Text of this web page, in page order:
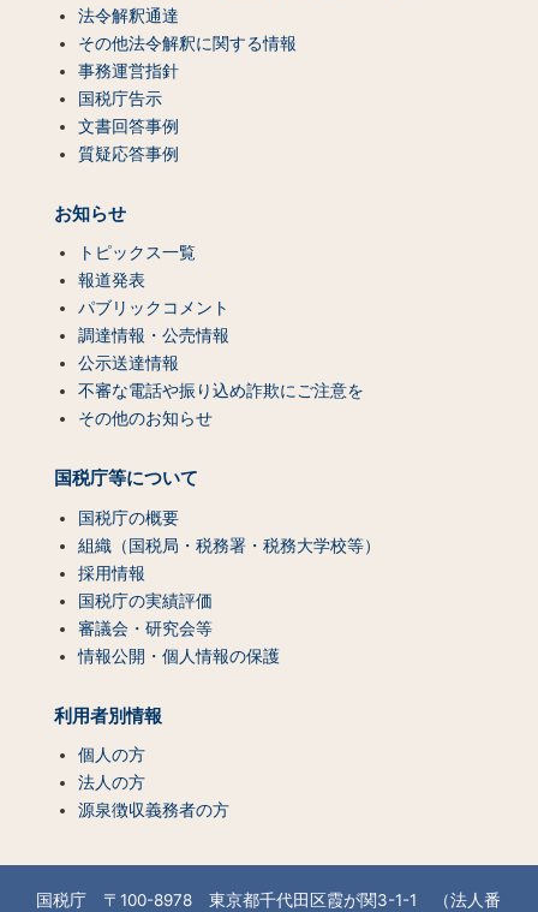
法令解釈通達
その他法令解釈に関する情報
事務運営指針
国税庁告示
文書回答事例
質疑応答事例
お知らせ
トピックス一覧
報道発表
パブリックコメント
調達情報・公売情報
公示送達情報
不審な電話や振り込め詐欺にご注意を
その他のお知らせ
国税庁等について
国税庁の概要
組織（国税局・税務署・税務大学校等）
採用情報
国税庁の実績評価
審議会・研究会等
情報公開・個人情報の保護
利用者別情報
個人の方
法人の方
源泉徴収義務者の方
国税庁 〒100-8978 東京都千代田区霞が関3-1-1 （法人番